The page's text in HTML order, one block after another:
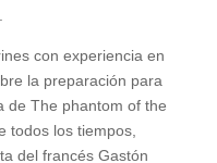
con experiencia en
la preparación para
de The phantom of the
todos los tiempos,
del francés Gastón